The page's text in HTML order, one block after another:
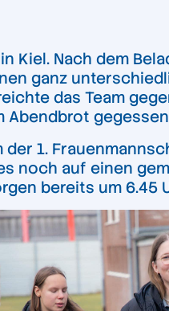
Kiel. Nach dem
ganz
das Team
Abendbrot
1.
noch auf einen
bereits um 6.45